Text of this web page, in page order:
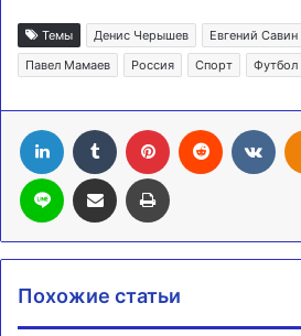
Темы Денис Черышев Евгений Савин
Павел Мамаев
Россия Спорт Футбол
LinkedIn Tumblr Pinterest Reddit
Line Поделиться через электронную почту Печатать
Похожие статьи